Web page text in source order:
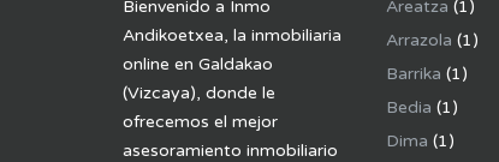
Bienvenido a Inmo
Andikoetxea, la inmobiliaria
online en Galdakao
(Vizcaya), donde le
ofrecemos el mejor
asesoramiento inmobiliario
Areatza (1)
Arrazola (1)
Barrika (1)
Bedia (1)
Dima (1)